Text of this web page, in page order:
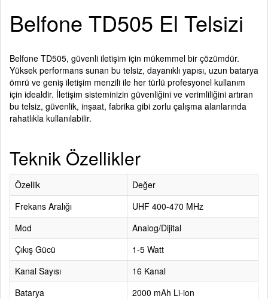
Belfone TD505 El Telsizi
Belfone TD505, güvenli iletişim için mükemmel bir çözümdür.
Yüksek performans sunan bu telsiz, dayanıklı yapısı, uzun batarya
ömrü ve geniş iletişim menzili ile her türlü profesyonel kullanım
için idealdir. İletişim sisteminizin güvenliğini ve verimliliğini artıran
bu telsiz, güvenlik, inşaat, fabrika gibi zorlu çalışma alanlarında
rahatlıkla kullanılabilir.
Teknik Özellikler
Özellik
Değer
Frekans Aralığı
UHF 400-470 MHz
Mod
Analog/Dijital
Çıkış Gücü
1-5 Watt
Kanal Sayısı
16 Kanal
Batarya
2000 mAh Li-ion